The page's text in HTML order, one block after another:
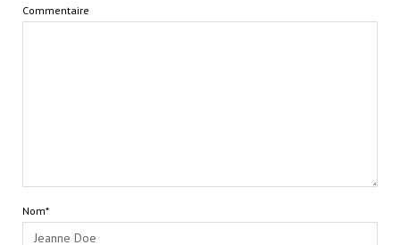
Commentaire
Nom*